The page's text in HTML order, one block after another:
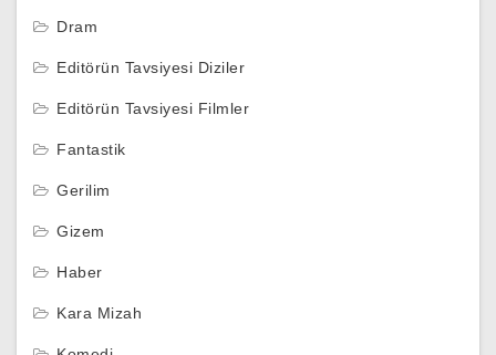
Dram
Editörün Tavsiyesi Diziler
Editörün Tavsiyesi Filmler
Fantastik
Gerilim
Gizem
Haber
Kara Mizah